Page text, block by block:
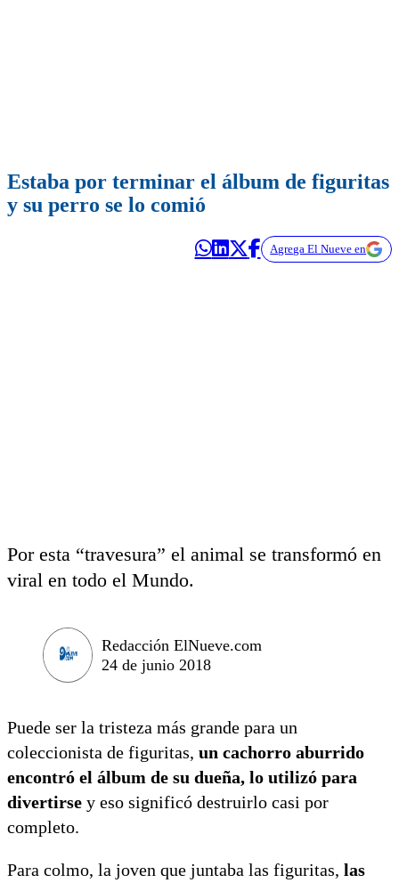
Estaba por terminar el álbum de figuritas
y su perro se lo comió
Agrega El Nueve en
Por esta “travesura” el animal se transformó en
viral en todo el Mundo.
Redacción ElNueve.com
24 de junio 2018
Puede ser la tristeza más grande para un
coleccionista de figuritas, un cachorro aburrido
encontró el álbum de su dueña, lo utilizó para
divertirse y eso significó destruirlo casi por
completo.
Para colmo, la joven que juntaba las figuritas, las